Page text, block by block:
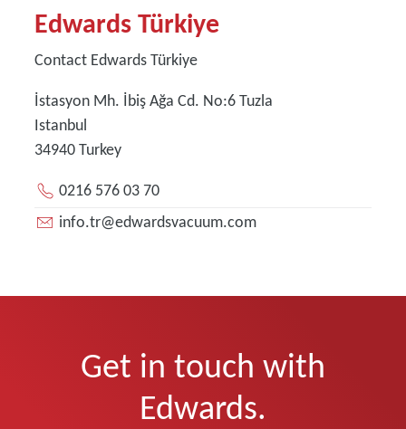
Edwards Türkiye
Contact Edwards Türkiye
İstasyon Mh. İbiş Ağa Cd. No:6 Tuzla
Istanbul
34940Turkey
0216 576 03 70
info.tr@edwardsvacuum.com
Get in touch with
Edwards.